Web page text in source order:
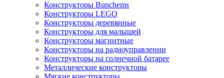
Конструкторы Bunchems
Конструкторы LEGO
Конструкторы деревянные
Конструкторы для малышей
Конструкторы магнитные
Конструкторы на радиоуправлении
Конструкторы на солнечной батарее
Металлические конструкторы
Мягкие конструкторы